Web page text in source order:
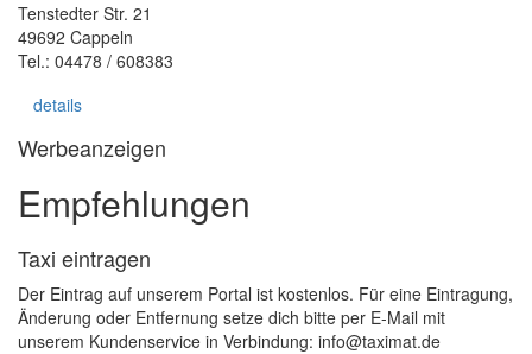
Tenstedter Str. 21
49692 Cappeln
Tel.: 04478 / 608383
details
Werbeanzeigen
Empfehlungen
Taxi eintragen
Der Eintrag auf unserem Portal ist kostenlos. Für eine Eintragung,
Änderung oder Entfernung setze dich bitte per E-Mail mit
unserem Kundenservice in Verbindung: info@taximat.de